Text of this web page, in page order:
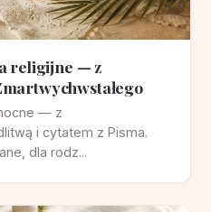
religijne — z
— z
i cytatem z Pisma.
dla rodz...